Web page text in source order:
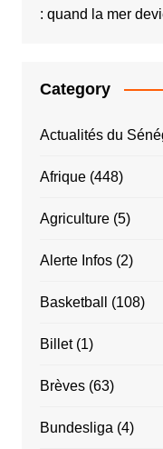
: quand la mer
Category
Actualités du
Afrique(448)
Agriculture(5)
Alerte Infos(2)
Basketball (108)
Billet(1)
Brèves(63)
Bundesliga (4)